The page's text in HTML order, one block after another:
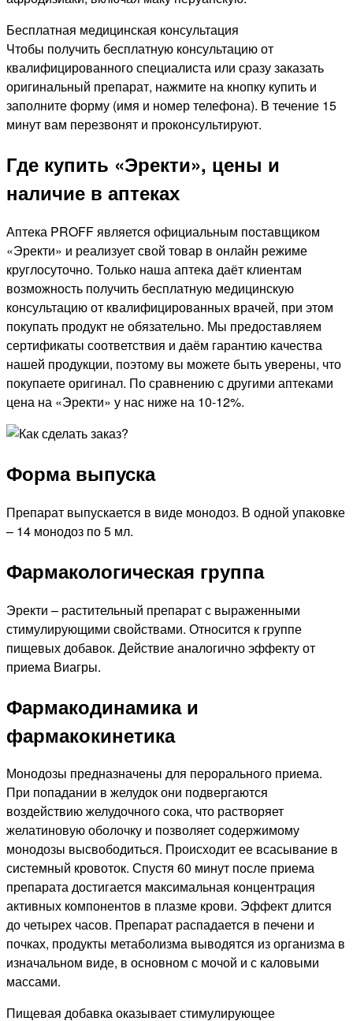
Бесплатная медицинская консультация
Чтобы получить бесплатную консультацию от
квалифицированного специалиста или сразу заказать
оригинальный препарат, нажмите на кнопку купить и
заполните форму (имя и номер телефона). В течение 15
минут вам перезвонят и проконсультируют.
Где купить «Эректи», цены и
наличие в аптеках
Аптека PROFF является официальным поставщиком
«Эректи» и реализует свой товар в онлайн режиме
круглосуточно. Только наша аптека даёт клиентам
возможность получить бесплатную медицинскую
консультацию от квалифицированных врачей, при этом
покупать продукт не обязательно. Мы предоставляем
сертификаты соответствия и даём гарантию качества
нашей продукции, поэтому вы можете быть уверены, что
покупаете оригинал. По сравнению с другими аптеками
цена на «Эректи» у нас ниже на 10-12%.
Форма выпуска
Препарат выпускается в виде монодоз. В одной упаковке
– 14 монодоз по 5 мл.
Фармакологическая группа
Эректи – растительный препарат с выраженными
стимулирующими свойствами. Относится к группе
пищевых добавок. Действие аналогично эффекту от
приема Виагры.
Фармакодинамика и
фармакокинетика
Монодозы предназначены для перорального приема.
При попадании в желудок они подвергаются
воздействию желудочного сока, что растворяет
желатиновую оболочку и позволяет содержимому
монодозы высвободиться. Происходит ее всасывание в
системный кровоток. Спустя 60 минут после приема
препарата достигается максимальная концентрация
активных компонентов в плазме крови. Эффект длится
до четырех часов. Препарат распадается в печени и
почках, продукты метаболизма выводятся из организма в
изначальном виде, в основном с мочой и с каловыми
массами.
Пищевая добавка оказывает стимулирующее